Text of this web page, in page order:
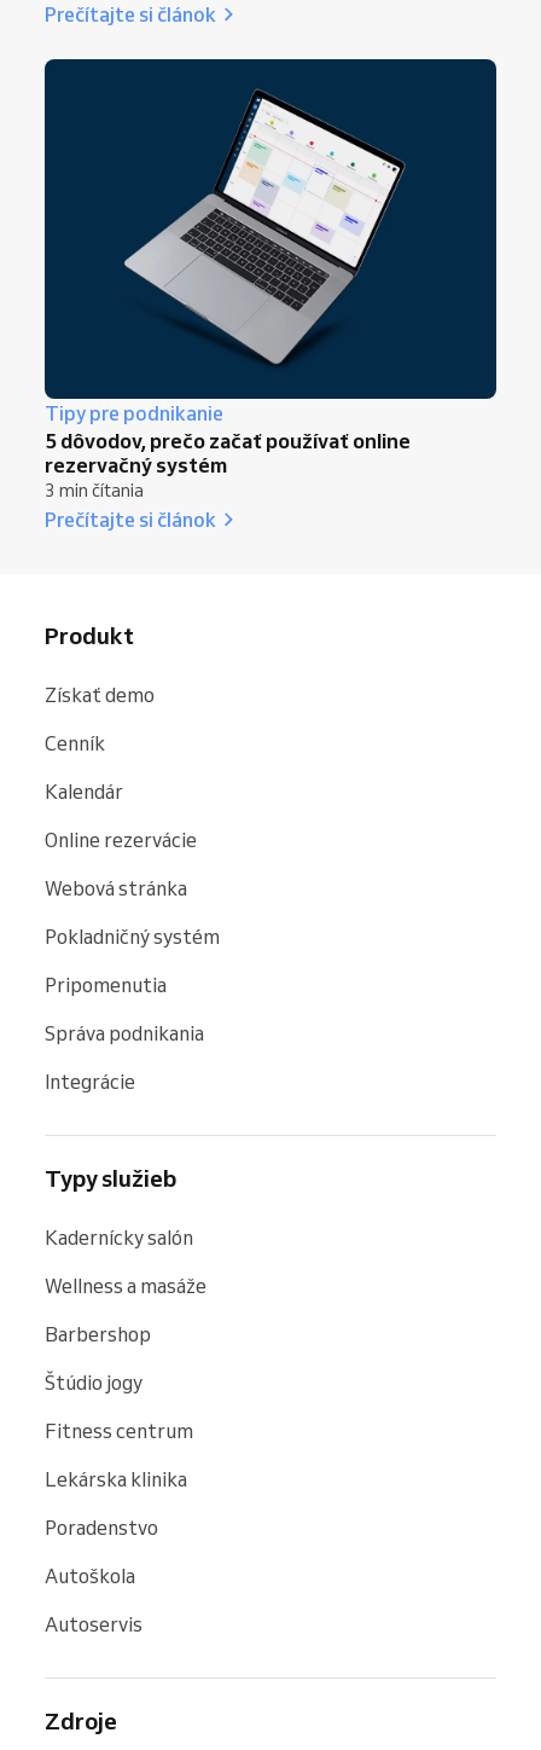
Prečítajte si článok
Tipy pre podnikanie
5 dôvodov, prečo začať používať online
rezervačný systém
3 min čítania
Prečítajte si článok
Produkt
Získať demo
Cenník
Kalendár
Online rezervácie
Webová stránka
Pokladničný systém
Pripomenutia
Správa podnikania
Integrácie
Typy služieb
Kadernícky salón
Wellness a masáže
Barbershop
Štúdio jogy
Fitness centrum
Lekárska klinika
Poradenstvo
Autoškola
Autoservis
Zdroje